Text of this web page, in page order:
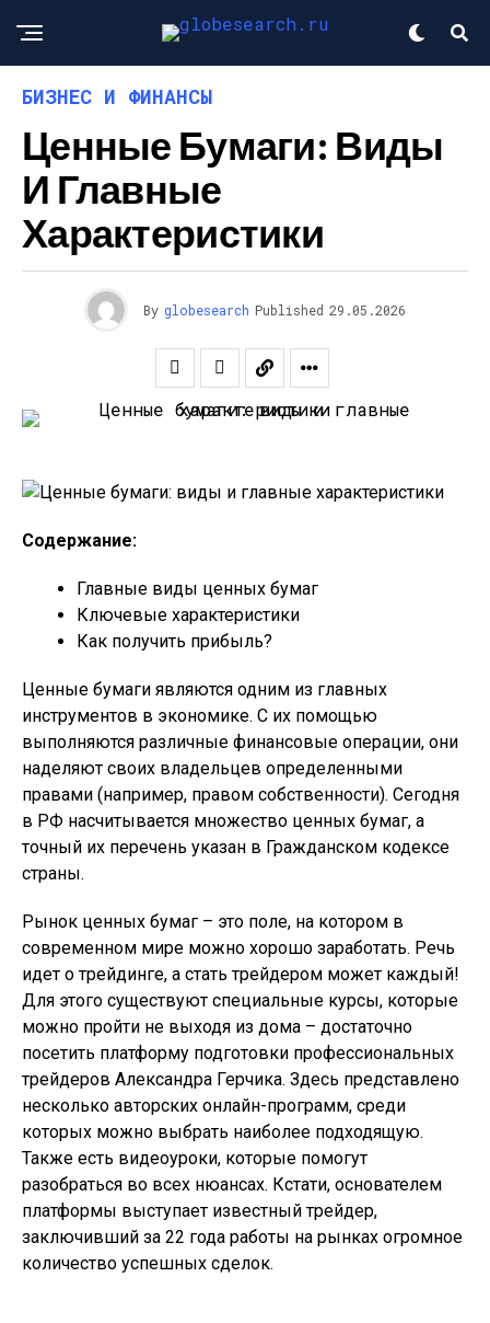
БИЗНЕС И ФИНАНСЫ
Ценные Бумаги: Виды
И Главные
Характеристики
By globesearch Published 29.05.2026
Содержание:
Главные виды ценных бумаг
Ключевые характеристики
Как получить прибыль?
Ценные бумаги являются одним из главных
инструментов в экономике. С их помощью
выполняются различные финансовые операции, они
наделяют своих владельцев определенными
правами (например, правом собственности). Сегодня
в РФ насчитывается множество ценных бумаг, а
точный их перечень указан в Гражданском кодексе
страны.
Рынок ценных бумаг – это поле, на котором в
современном мире можно хорошо заработать. Речь
идет о трейдинге, а стать трейдером может каждый!
Для этого существуют специальные курсы, которые
можно пройти не выходя из дома – достаточно
посетить платформу подготовки профессиональных
трейдеров Александра Герчика. Здесь представлено
несколько авторских онлайн-программ, среди
которых можно выбрать наиболее подходящую.
Также есть видеоуроки, которые помогут
разобраться во всех нюансах. Кстати, основателем
платформы выступает известный трейдер,
заключивший за 22 года работы на рынках огромное
количество успешных сделок.